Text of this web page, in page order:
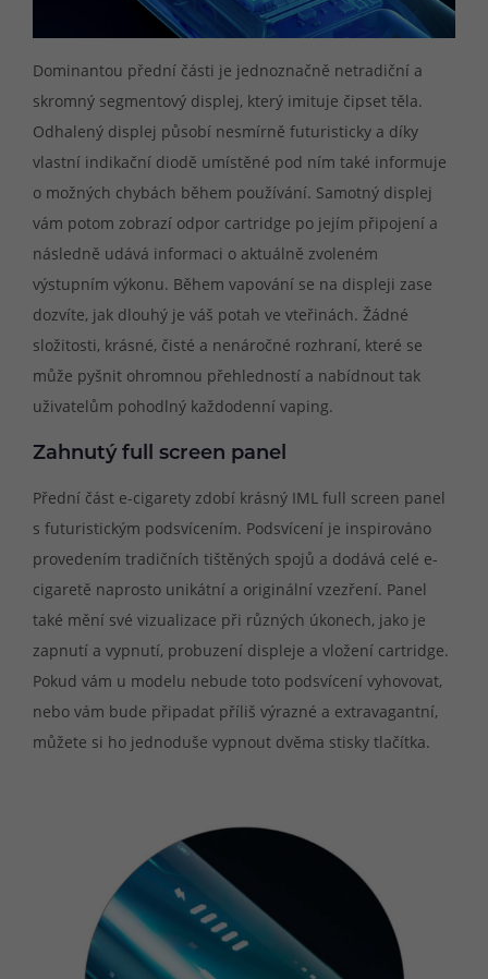
Dominantou přední části je jednoznačně netradiční a
skromný segmentový displej, který imituje čipset těla.
Odhalený displej působí nesmírně futuristicky a díky
vlastní indikační diodě umístěné pod ním také informuje
o možných chybách během používání. Samotný displej
vám potom zobrazí odpor cartridge po jejím připojení a
následně udává informaci o aktuálně zvoleném
výstupním výkonu. Během vapování se na displeji zase
dozvíte, jak dlouhý je váš potah ve vteřinách. Žádné
složitosti, krásné, čisté a nenáročné rozhraní, které se
může pyšnit ohromnou přehledností a nabídnout tak
uživatelům pohodlný každodenní vaping.
Zahnutý full screen panel
Přední část e-cigarety zdobí krásný IML full screen panel
s futuristickým podsvícením. Podsvícení je inspirováno
provedením tradičních tištěných spojů a dodává celé e-
cigaretě naprosto unikátní a originální vzezření. Panel
také mění své vizualizace při různých úkonech, jako je
zapnutí a vypnutí, probuzení displeje a vložení cartridge.
Pokud vám u modelu nebude toto podsvícení vyhovovat,
nebo vám bude připadat příliš výrazné a extravagantní,
můžete si ho jednoduše vypnout dvěma stisky tlačítka.